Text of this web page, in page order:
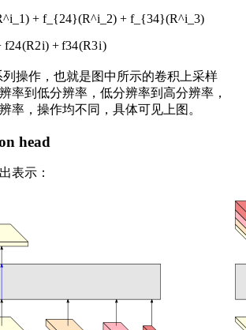
+ f_{24}(R^i_2) + f_{34}(R^i_3)
f24(R2i) + f34(R3i)
操作，也就是图中所示的卷积上采样
率到低分辨率，低分辨率到高分辨率，
率，操作均不同，具体可见上图。
head
表示：